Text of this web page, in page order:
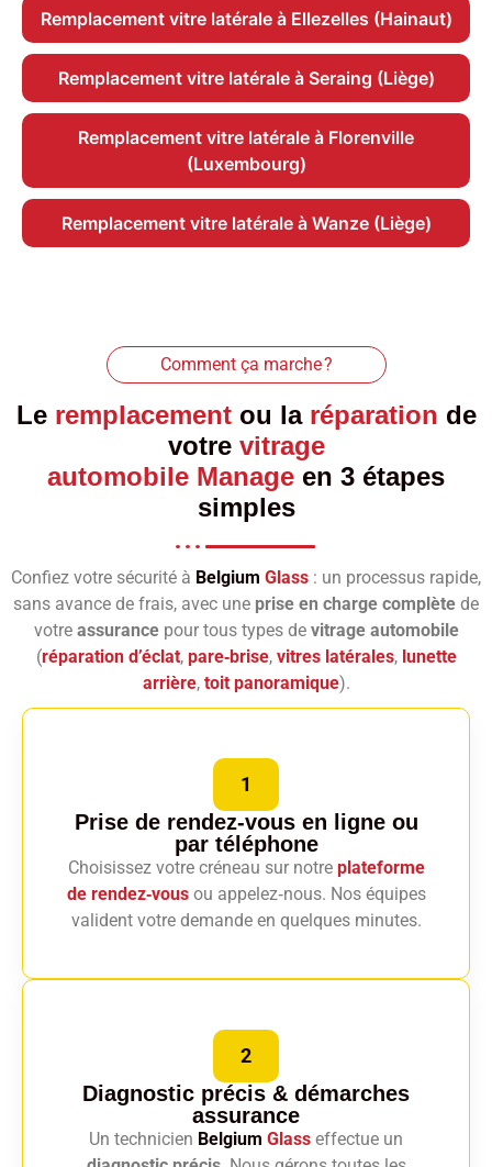
Remplacement vitre latérale à Ellezelles (Hainaut)
Remplacement vitre latérale à Seraing (Liège)
Remplacement vitre latérale à Florenville
(Luxembourg)
Remplacement vitre latérale à Wanze (Liège)
Comment ça marche ?
Le remplacementou la réparation de
votre vitrage
automobile Manage en 3 étapes
simples
Confiez votre sécurité à Belgium Glass : un processus rapide,
sans avance de frais, avec une prise en charge complète de
votre assurancepour tous types de vitrage automobile
(réparation d’éclat, pare‑brise, vitres latérales, lunette
arrière, toit panoramique).
1
Prise de rendez-vous en ligne ou
par téléphone
Choisissez votre créneau sur notre plateforme
de rendez‑vousou appelez‑nous. Nos équipes
valident votre demande en quelques minutes.
2
Diagnostic précis & démarches
assurance
Un technicien Belgium Glass effectue un